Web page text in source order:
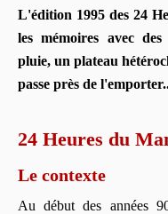
L'édition 1995 des 24
les mémoires avec
pluie, un plateau
passe près de
24 Heures du
Le contexte
Au début des années